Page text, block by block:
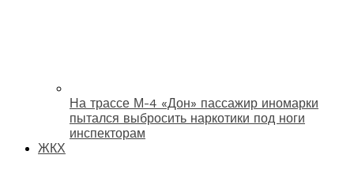
На трассе М-4 «Дон» пассажир иномарки
пытался выбросить наркотики под ноги
инспекторам
ЖКХ